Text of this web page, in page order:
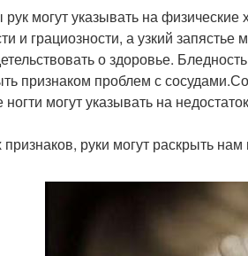
могут указывать на
и грациозности, а узкий
о здоровье.
признаком проблем с
могут указывать на
руки могут раскрыть